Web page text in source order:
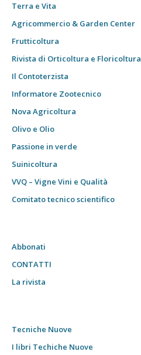
Terra e Vita
Agricommercio & Garden Center
Frutticoltura
Rivista di Orticoltura e Floricoltura
Il Contoterzista
Informatore Zootecnico
Nova Agricoltura
Olivo e Olio
Passione in verde
Suinicoltura
VVQ – Vigne Vini e Qualità
Comitato tecnico scientifico
Abbonati
CONTATTI
La rivista
Tecniche Nuove
I libri Techiche Nuove